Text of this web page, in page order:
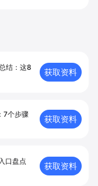
结：这8
获取资料
7个步骤
获取资料
口盘点
获取资料